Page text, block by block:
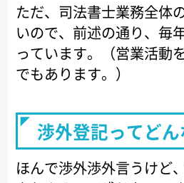
ただ、司法書士業務全体
いので、前述の通り、毎
っています。（営業活動
でもあります。）
渉外登記ってどん
ほんで渉外渉外言うけど